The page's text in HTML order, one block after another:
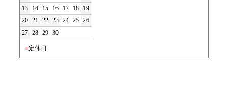
13
14 15 16 17 18
19
20 21 22 23 24 25 26
27 28 29 30
■定休日